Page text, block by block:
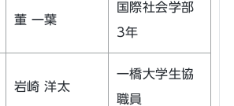
董 一葉
国際社会学部
3年
岩崎 洋太
一橋大学生協
職員